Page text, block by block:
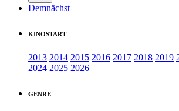
Demnächst
KINOSTART
2013 2014 2015 2016 2017 2018 2019
2024 2025 2026
GENRE